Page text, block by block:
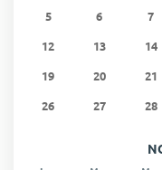
• Enfants - 4m x 4m;
• Chaises longues
PARKING - privé
REVENU MENSUEL
5
6 7
12
13 14
19
20 21
26
27 28